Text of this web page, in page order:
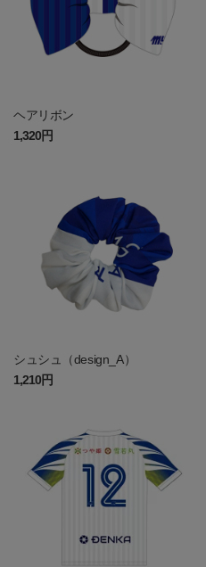
ヘアリボン
1,320円
シュシュ（design_A）
1,210円